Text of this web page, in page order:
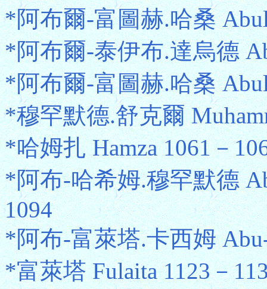
*阿布爾-富圖赫.哈桑
*阿布爾-泰伊布.達烏德
*阿布爾-富圖赫.哈桑
*穆罕默德.舒克爾
*哈姆扎 Hamza 1061－
*阿布-哈希姆.穆罕默德
1094
*阿布-富萊塔.卡西姆
*富萊塔 Fulaita 1123－